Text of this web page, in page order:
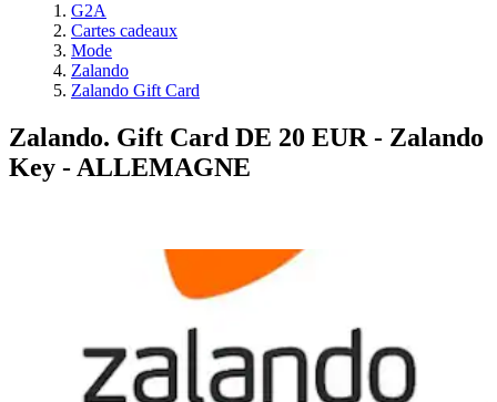
G2A
Cartes cadeaux
Mode
Zalando
Zalando Gift Card
Zalando. Gift Card DE 20 EUR - Zalando
Key - ALLEMAGNE